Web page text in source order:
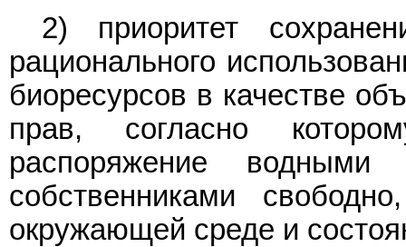
2) приоритет
рационального
биоресурсов в качестве
прав, согласно
распоряжение водными
собственниками
окружающей среде и